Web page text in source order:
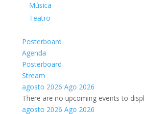
Música
Teatro
Posterboard
Agenda
Posterboard
Stream
agosto 2026 Ago 2026
There are no upcoming events to
agosto 2026 Ago 2026